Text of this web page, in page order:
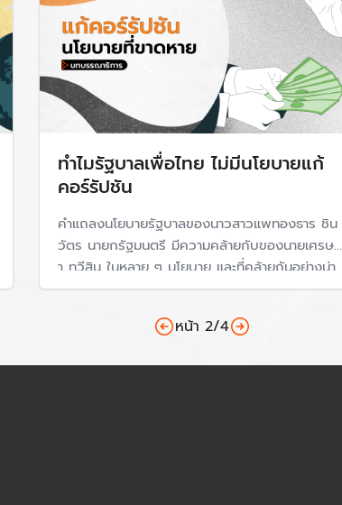
ทำไมรัฐบาลเพื่อไทย ไม่มีนโยบายแก้
คอร์รัปชัน
คำแถลงนโยบายรัฐบาลของนาวสาวแพทองธาร ชิน
วัตร นายกรัฐมนตรี มีความคล้ายกับของนายเศรษฐ
า ทวีสิน ในหลาย ๆ นโยบาย และที่คล้ายกันอย่างน่า
ประหลาดใจคือ ทั้งสองรัฐบาลไม่มีการระบุเกี่ยวกับ
ไทยไม่มีปัญหาการทุจริตคอร์รัปชันและไม่ใช่เรื่องของ
หน้า 2/4